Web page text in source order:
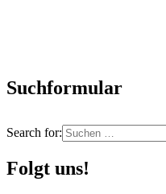
Suchformular
Search for:
Folgt uns!